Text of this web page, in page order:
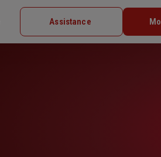
Assistance